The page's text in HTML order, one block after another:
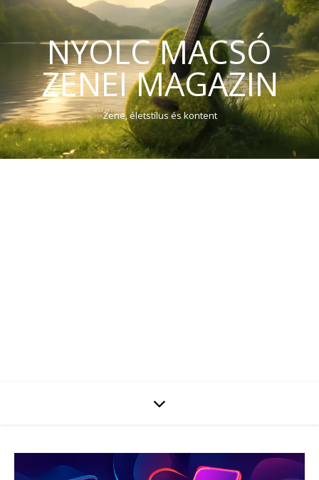
NYOLC MACSÓ
ZENEI MAGAZIN
Zene, életstílus és kontent